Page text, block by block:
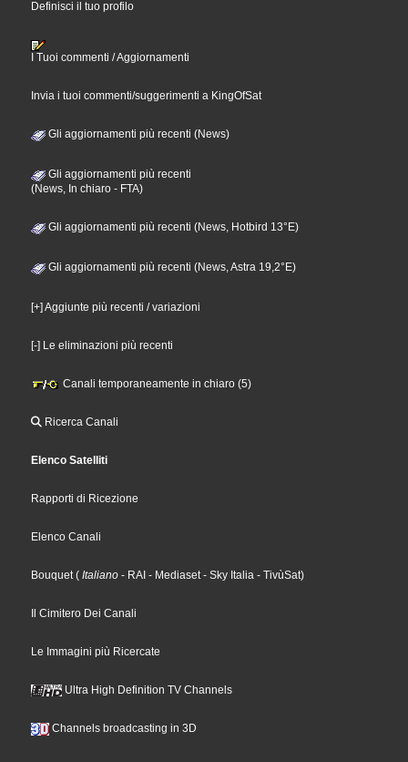
Definisci il tuo profilo
I Tuoi commenti / Aggiornamenti
Invia i tuoi commenti/suggerimenti a KingOfSat
Gli aggiornamenti più recenti (News)
Gli aggiornamenti più recenti
(News, In chiaro - FTA)
Gli aggiornamenti più recenti (News, Hotbird 13°E)
Gli aggiornamenti più recenti (News, Astra 19,2°E)
[+] Aggiunte più recenti / variazioni
[-] Le eliminazioni più recenti
Canali temporaneamente in chiaro (5)
Ricerca Canali
Elenco Satelliti
Rapporti di Ricezione
Elenco Canali
Bouquet( Italiano - RAI - Mediaset- Sky Italia - TivùSat)
Il Cimitero Dei Canali
Le Immagini più Ricercate
Ultra High Definition TV Channels
Channels broadcasting in 3D